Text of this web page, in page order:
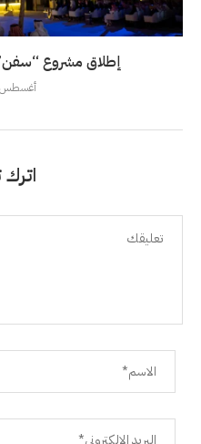
إطلاق مشروع “سفن”
أغسطس 6,
اترك